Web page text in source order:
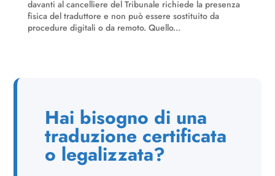
davanti al cancelliere del Tribunale richiede la presenza
fisica del traduttore e non può essere sostituito da
procedure digitali o da remoto. Quello...
Hai bisogno di una
traduzione certificata
o legalizzata?